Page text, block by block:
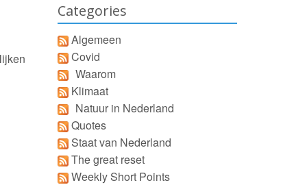
Categories
Algemeen
Covid
Waarom
Klimaat
Natuur in Nederland
Quotes
Staat van Nederland
The great reset
Weekly Short Points